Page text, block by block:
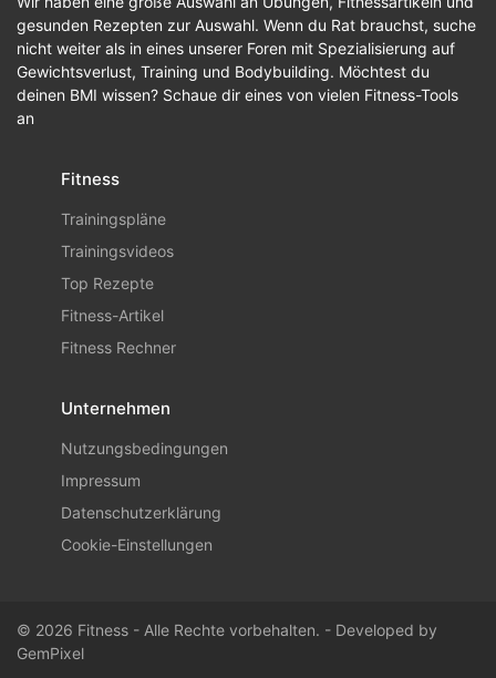
gesunden Rezepten zur Auswahl. Wenn du Rat brauchst, suche
nicht weiter als in eines unserer Foren mit Spezialisierung auf
Gewichtsverlust, Training und Bodybuilding. Möchtest du
deinen BMI wissen? Schaue dir eines von vielen Fitness-Tools
an
Fitness
Trainingspläne
Trainingsvideos
Top Rezepte
Fitness-Artikel
Fitness Rechner
Unternehmen
Nutzungsbedingungen
Impressum
Datenschutzerklärung
Cookie-Einstellungen
© 2026 Fitness - Alle Rechte vorbehalten. - Developed by
GemPixel